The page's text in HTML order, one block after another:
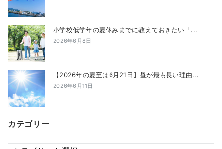
小学校低学年の夏休みまでに教えておきたい「...
2026年6月8日
【2026年の夏至は6月21日】昼が最も長い理由...
2026年6月11日
カテゴリー
カ